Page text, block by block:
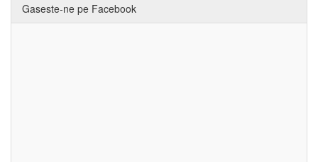
Gaseste-ne pe Facebook